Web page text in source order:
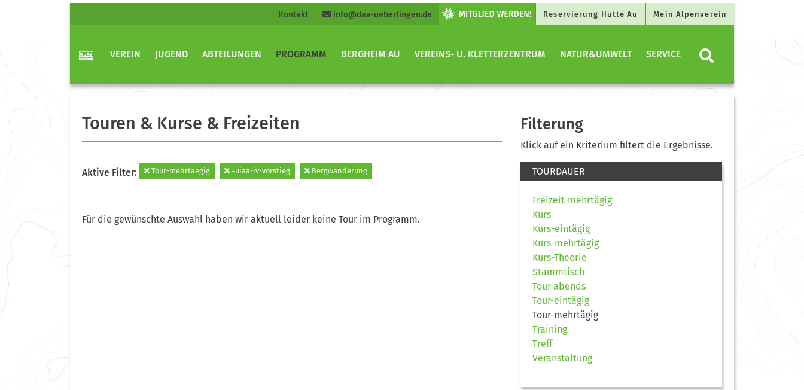
Kontakt info@dav-ueberlingen.de Reservierung Hütte Au Mein Alpenverein
VEREIN JUGEND ABTEILUNGEN PROGRAMM BERGHEIM AU VEREINS- U. KLETTERZENTRUM NATUR&UMWELT SERVICE
Touren & Kurse & Freizeiten
Aktive Filter: Tour-mehrtaegig =uiaa-iv-vorstieg Bergwanderung
Für die gewünschte Auswahl haben wir aktuell leider keine Tour im Programm.
Filterung
Klick auf ein Kriterium filtert die Ergebnisse.
TOURDAUER
Freizeit-mehrtägig
Kurs
Kurs-eintägig
Kurs-mehrtägig
Kurs-Theorie
Stammtisch
Tour abends
Tour-eintägig
Tour-mehrtägig
Training
Treff
Veranstaltung